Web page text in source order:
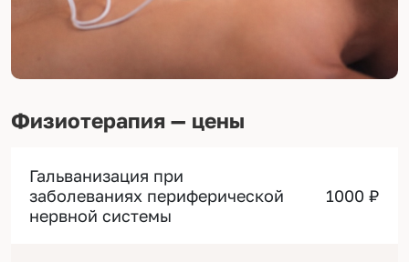
Физиотерапия — цены
Гальванизация при
заболеваниях периферической
нервной системы
1000 ₽